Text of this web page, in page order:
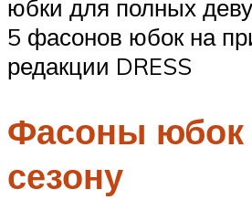
юбки для полных
5 фасонов юбок на
редакции DRESS
Фасоны юбок
сезону